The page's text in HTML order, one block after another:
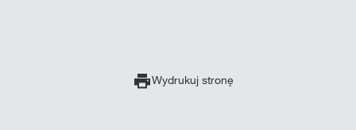
Wydrukuj stronę